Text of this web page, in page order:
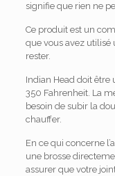
signifie que rien ne
Ce produit est un
que vous avez utilisé
rester.
Indian Head doit être
350 Fahrenheit. La
besoin de subir la
chauffer.
En ce qui concerne
une brosse
assurer que votre